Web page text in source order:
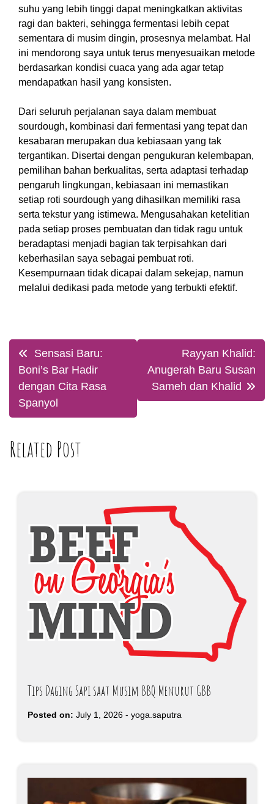
suhu yang lebih tinggi dapat meningkatkan aktivitas
ragi dan bakteri, sehingga fermentasi lebih cepat
sementara di musim dingin, prosesnya melambat. Hal
ini mendorong saya untuk terus menyesuaikan metode
berdasarkan kondisi cuaca yang ada agar tetap
mendapatkan hasil yang konsisten.
Dari seluruh perjalanan saya dalam membuat
sourdough, kombinasi dari fermentasi yang tepat dan
kesabaran merupakan dua kebiasaan yang tak
tergantikan. Disertai dengan pengukuran kelembapan,
pemilihan bahan berkualitas, serta adaptasi terhadap
pengaruh lingkungan, kebiasaan ini memastikan
setiap roti sourdough yang dihasilkan memiliki rasa
serta tekstur yang istimewa. Mengusahakan ketelitian
pada setiap proses pembuatan dan tidak ragu untuk
beradaptasi menjadi bagian tak terpisahkan dari
keberhasilan saya sebagai pembuat roti.
Kesempurnaan tidak dicapai dalam sekejap, namun
melalui dedikasi pada metode yang terbukti efektif.
Post
navigation
Sensasi Baru:
Boni’s Bar Hadir
dengan Cita Rasa
Spanyol
Rayyan Khalid:
Anugerah Baru Susan
Sameh dan Khalid
Related Post
Tips Daging Sapi saat Musim BBQ Menurut GBB
Posted on: July 1, 2026 - yoga.saputra